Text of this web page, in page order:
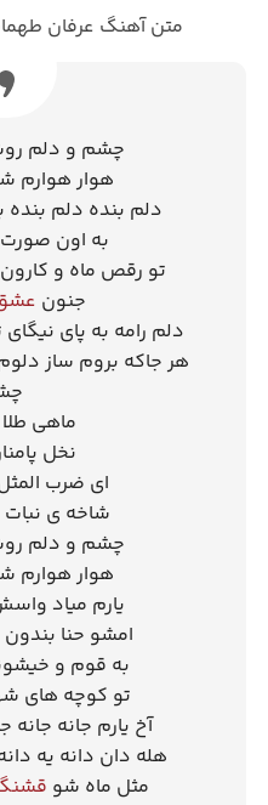
متن آهنگ عرفان
چشم و دلم
هوار هوارم
دلم بنده دلم
به اون
تو رقص ماه و
جنون
دلم رامه به پای
هر جاکه بروم ساز
ماهی
نخل
ای ضرب
شاخه ی
چشم و دلم
هوار هوارم
یارم میاد
امشو حنا
به قوم و
تو کوچه های
آخ یارم جانه جانه
هله دان دانه یه
مثل ماه شو